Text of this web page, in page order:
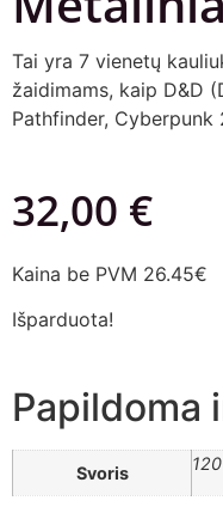
Tai yra 7 vienetų
žaidimams, kaip D&D
Pathfinder, Cyberpunk
32,00 €
Kaina be PVM 26.45€
Išparduota!
Papildoma
Svoris